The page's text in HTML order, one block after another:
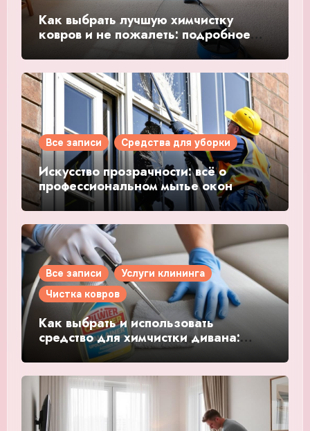
Как выбрать лучшую химчистку
ковров и не пожалеть: подробное
руководство
Все записи Средства для уборки
Искусство прозрачности: всё о
профессиональном мытье окон
Все записи
Услуги клининга
Чистка ковров
Как выбрать и использовать
средство для химчистки дивана:
советы эксперта